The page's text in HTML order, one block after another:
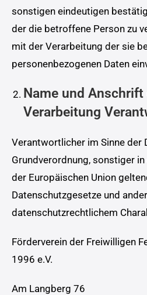
sonstigen eindeutigen
der die betroffene Person zu
mit der Verarbeitung der sie
personenbezogenen Daten
Name und
Verarbeitung
Verantwortlicher im Sinne der
Grundverordnung, sonstiger
der Europäischen Union
Datenschutzgesetze und
datenschutzrechtlichem
Förderverein der Freiwilligen
1996 e.V.
Am Langberg 76